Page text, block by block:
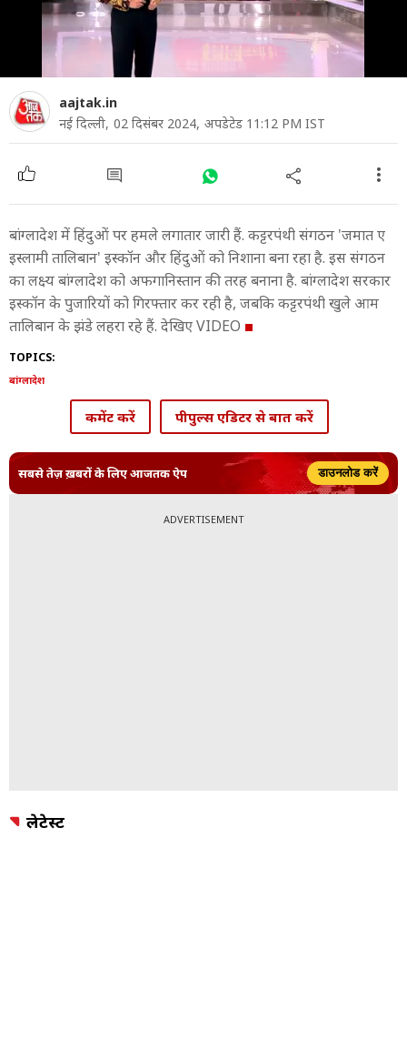
aajtak.in
नई दिल्ली, 02 दिसंबर 2024, अपडेटेड 11:12 PM IST
बांग्लादेश में हिंदुओं पर हमले लगातार जारी हैं. कट्टरपंथी संगठन 'जमात ए
इस्लामी तालिबान' इस्कॉन और हिंदुओं को निशाना बना रहा है. इस संगठन
का लक्ष्य बांग्लादेश को अफगानिस्तान की तरह बनाना है. बांग्लादेश सरकार
इस्कॉन के पुजारियों को गिरफ्तार कर रही है, जबकि कट्टरपंथी खुले आम
तालिबान के झंडे लहरा रहे हैं. देखिए VIDEO
TOPICS:
बांग्लादेश
कमेंट करें पीपुल्स एडिटर से बात करें
सबसे तेज़ ख़बरों के लिए आजतक ऐप डाउनलोड करें
ADVERTISEMENT
लेटेस्ट